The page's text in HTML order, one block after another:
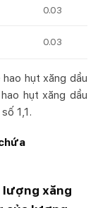
0.03
0.03
hụt xăng dầu
hụt xăng dầu
1,1.
lượng xăng